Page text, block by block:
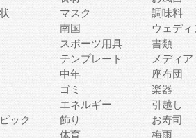
マスク 調味料
南国
ウェディ
スポーツ用具
書類
テンプレート
メディア
中年
座布団
ゴミ
楽器
エネルギー
引越し
ック
飾り お寿司
体育
梅雨